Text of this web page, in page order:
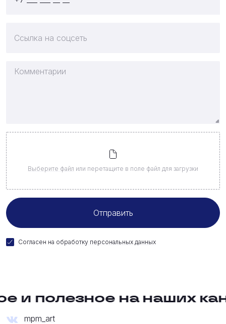
Выберите файл или перетащите в поле файл для загрузки
Согласен на обработку персональных данных
и полезное на наших
mpm_art